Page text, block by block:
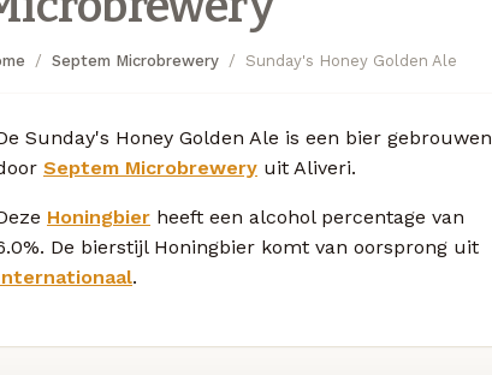
Septem Microbrewery Sunday's Honey Golden Ale
Sunday's Honey Golden Ale is een bier gebrouwen
Septem Microbrewery uit Aliveri.
Honingbier heeft een alcohol percentage van
De bierstijl Honingbier komt van oorsprong uit
.